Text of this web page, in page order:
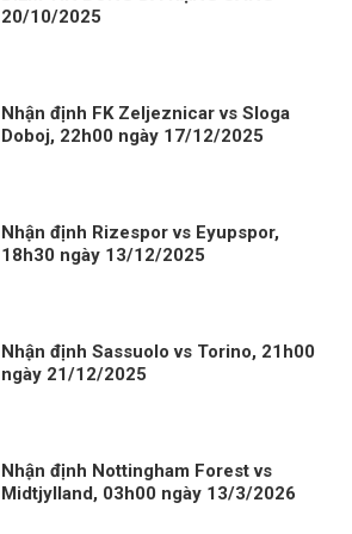
20/10/2025
Nhận định FK Zeljeznicar vs Sloga
Doboj, 22h00 ngày 17/12/2025
Nhận định Rizespor vs Eyupspor,
18h30 ngày 13/12/2025
Nhận định Sassuolo vs Torino, 21h00
ngày 21/12/2025
Nhận định Nottingham Forest vs
Midtjylland, 03h00 ngày 13/3/2026